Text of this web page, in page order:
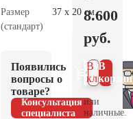
Размер
(стандарт)
37 х 20 см.
Появились
вопросы о
товаре?
Консультация
специалиста
8.600
руб.
В
В 1
клик
или
наличные.